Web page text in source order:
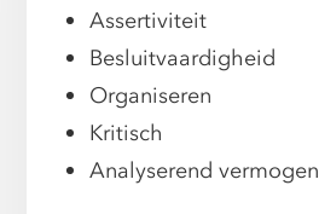
Assertiviteit
Besluitvaardigheid
Organiseren
Kritisch
Analyserend vermogen